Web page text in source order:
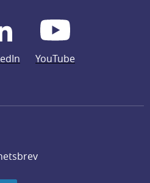
YouTube